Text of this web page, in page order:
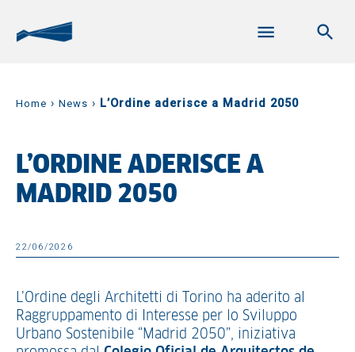
Home › News › L’Ordine aderisce a Madrid 2050
L’ORDINE ADERISCE A
MADRID 2050
22/06/2026
L’Ordine degli Architetti di Torino ha aderito al
Raggruppamento di Interesse per lo Sviluppo
Urbano Sostenibile “Madrid 2050”, iniziativa